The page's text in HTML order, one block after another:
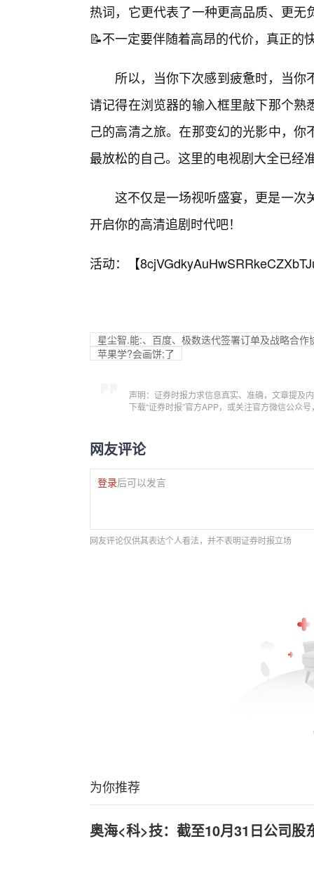
热词，它更代表了一种更高品质、更
📝不一定要伴随着高昂的代价，真正的
所以，当你下次感到疲惫时，当
请记得在浏览器的输入框里敲下那个
己的高清之旅。在那变幻的光影中，
最放松的自己。这里的电视剧大全已经
这不仅是一场视听盛宴，更是一次
开启你的高清追剧时代吧！
活动：【
星尘智.能:、百度、极数迭代签署订单及战略合作
苹果学?会画饼;了
声明：证券时报力求信息真实、准确，文章提及
下载“证券时报”官方APP，或关注官方微信公众
网友评论
登录后可以发言
网友评论仅供其表达个人看法，并不表明证券时报立场
为你推荐
奥海<科>技：截至10月31日公司股